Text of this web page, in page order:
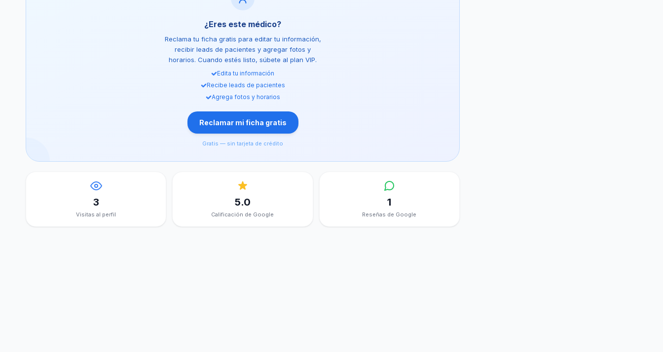
¿Eres este médico?
Reclama tu ficha gratis para editar tu información,
recibir leads de pacientes y agregar fotos y
horarios. Cuando estés listo, súbete al plan VIP.
Edita tu información
Recibe leads de pacientes
Agrega fotos y horarios
Reclamar mi ficha gratis
Gratis — sin tarjeta de crédito
3
Visitas al perfil
5.0
Calificación de Google
1
Reseñas de Google